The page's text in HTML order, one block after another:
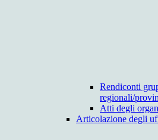
Rendiconti
regionali/
Atti degli
Articolazione degli